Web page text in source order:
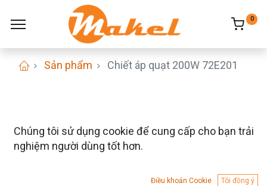
0
Sản phẩm Chiết áp quạt 200W 72E201
Chúng tôi sử dụng cookie để cung cấp cho bạn trải
nghiệm người dùng tốt hơn.
Điều khoản Cookie Tôi đồng ý